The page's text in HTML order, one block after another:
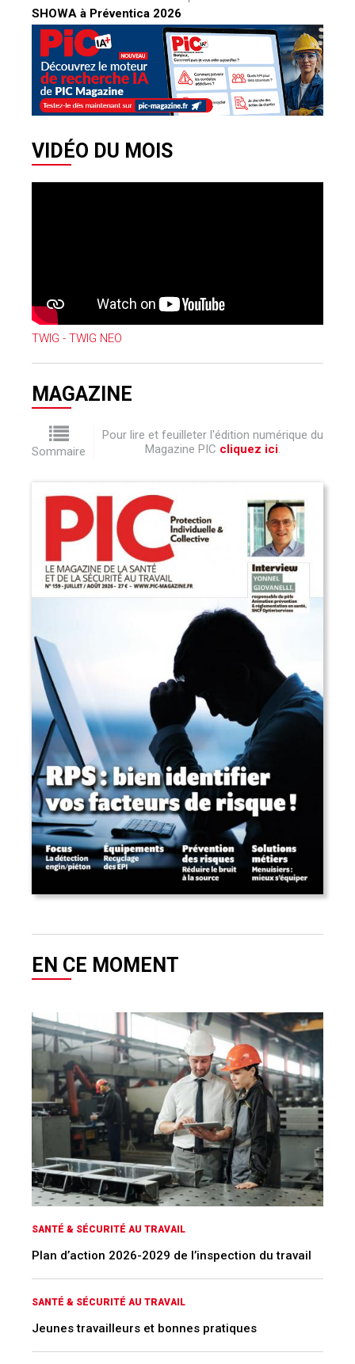
SHOWA à Préventica 2026
VIDÉO DU MOIS
TWIG - TWIG NEO
MAGAZINE
Sommaire
Pour lire et feuilleter l'édition numérique du
Magazine PIC cliquez ici.
EN CE MOMENT
SANTÉ & SÉCURITÉ AU TRAVAIL
Plan d’action 2026-2029 de l’inspection du travail
SANTÉ & SÉCURITÉ AU TRAVAIL
Jeunes travailleurs et bonnes pratiques